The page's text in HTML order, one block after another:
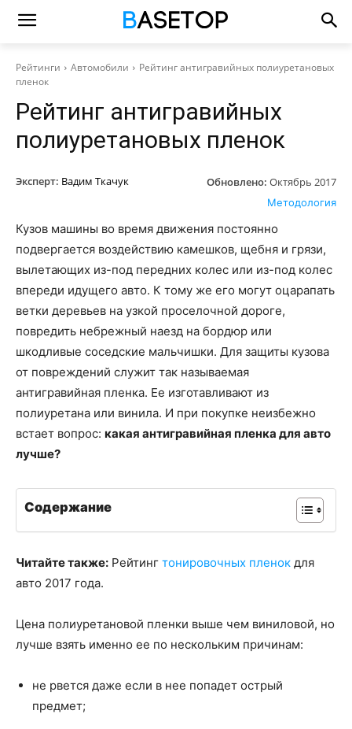
Рейтинги Автомобили
Рейтинг антигравийных полиуретановых
пленок
Рейтинг антигравийных
полиуретановых пленок
Эксперт: Вадим Ткачук Обновлено: Октябрь 2017
Методология
Кузов машины во время движения постоянно
подвергается воздействию камешков, щебня и грязи,
вылетающих из-под передних колес или из-под колес
впереди идущего авто. К тому же его могут оцарапать
ветки деревьев на узкой проселочной дороге,
повредить небрежный наезд на бордюр или
шкодливые соседские мальчишки. Для защиты кузова
от повреждений служит так называемая
антигравийная пленка. Ее изготавливают из
полиуретана или винила. И при покупке неизбежно
встает вопрос: какая антигравийная пленка для авто
лучше?
Содержание
Читайте также: Рейтинг тонировочных пленок для
авто 2017 года.
Цена полиуретановой пленки выше чем виниловой, но
лучше взять именно ее по нескольким причинам:
не рвется даже если в нее попадет острый
предмет;